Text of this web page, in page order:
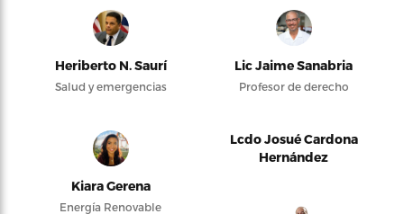
Heriberto N. Saurí
Salud y emergencias
Lic Jaime Sanabria
Profesor de derecho
Kiara Gerena
Energía Renovable
Lcdo Josué Cardona
Hernández